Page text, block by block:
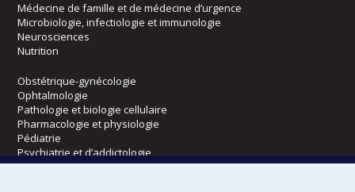
Médecine de famille et de médecine d’urgence
Microbiologie, infectiologie et immunologie
Neurosciences
Nutrition
Obstétrique-gynécologie
Ophtalmologie
Pathologie et biologie cellulaire
Pharmacologie et physiologie
Pédiatrie
Psychiatrie et d’addictologie
Radiologie, radio-oncologie et médecine nucléaire